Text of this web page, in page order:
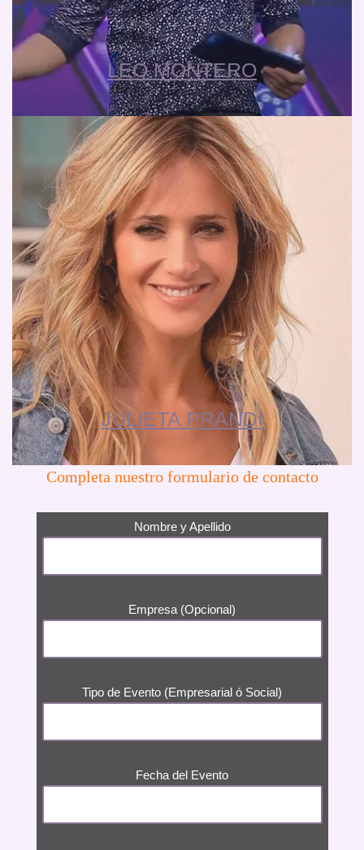
LEO MONTERO
JULIETA PRANDI
Completa nuestro formulario de contacto
Nombre y Apellido
Empresa (Opcional)
Tipo de Evento (Empresarial ó Social)
Fecha del Evento